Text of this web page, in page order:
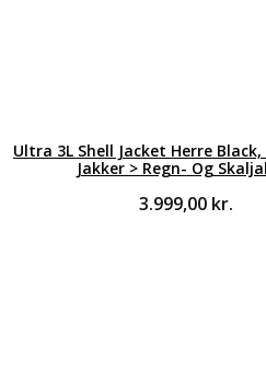
Ultra 3L Shell Jacket Herre
Jakker > Regn- Og
3.999,00 kr.